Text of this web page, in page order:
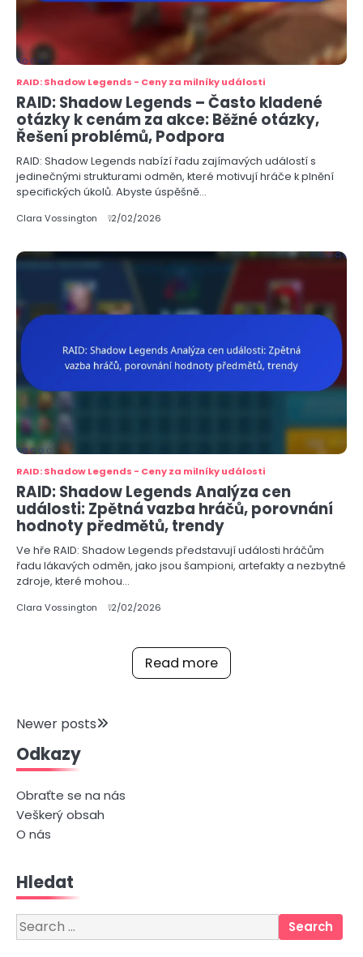
RAID: Shadow Legends - Ceny za milníky události
RAID: Shadow Legends – Často kladené
otázky k cenám za akce: Běžné otázky,
Řešení problémů, Podpora
RAID: Shadow Legends nabízí řadu zajímavých událostí s
jedinečnými strukturami odměn, které motivují hráče k plnění
specifických úkolů. Abyste úspěšně…
Clara Vossington 12/02/2026
RAID: Shadow Legends - Ceny za milníky události
RAID: Shadow Legends Analýza cen
události: Zpětná vazba hráčů, porovnání
hodnoty předmětů, trendy
Ve hře RAID: Shadow Legends představují události hráčům
řadu lákavých odměn, jako jsou šampioni, artefakty a nezbytné
zdroje, které mohou…
Clara Vossington 12/02/2026
Read more
Posts
navigation
Newer posts
Odkazy
Obraťte se na nás
Veškerý obsah
O nás
Hledat
Search
for: